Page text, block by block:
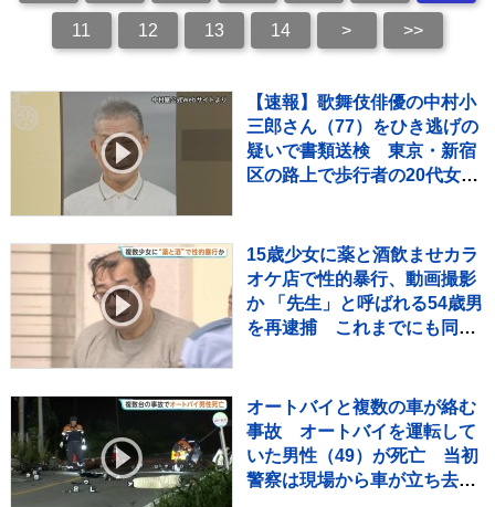
11 12 13 14 > >>
【速報】歌舞伎俳優の中村小
三郎さん（77）をひき逃げの
疑いで書類送検 東京・新宿
区の路上で歩行者の20代女性
15歳少女に薬と酒飲ませカラ
オケ店で性的暴行、動画撮影
か 「先生」と呼ばれる54歳男
を再逮捕 これまでにも同様
オートバイと複数の車が絡む
事故 オートバイを運転して
いた男性（49）が死亡 当初
警察は現場から車が立ち去っ